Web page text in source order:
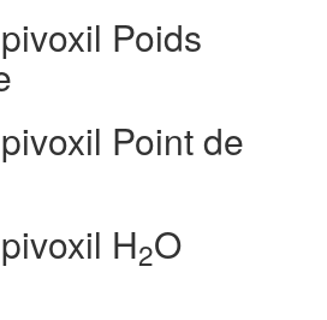
Poids
Point de
H2O